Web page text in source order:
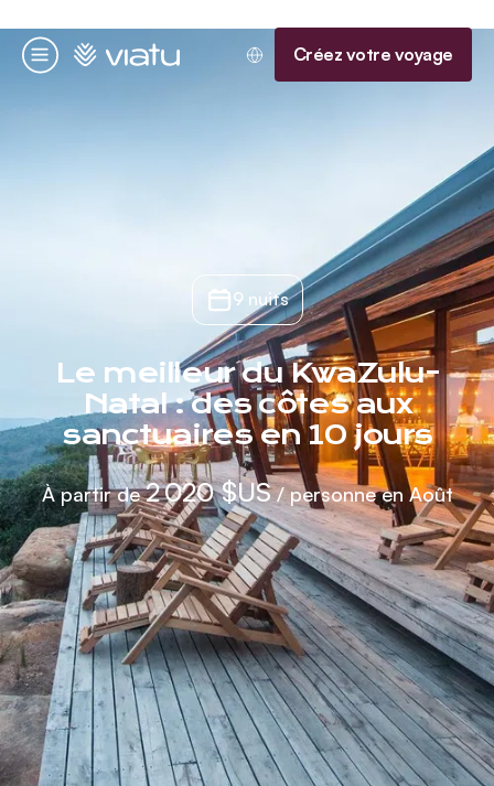
Menu
Accueil Créez votre voyage
9 nuits
Le meilleur du KwaZulu-
Natal : des côtes aux
sanctuaires en 10 jours
À partir de2 020 $US/ personne en Août